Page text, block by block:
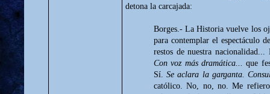
detona la carcajada:
Borges.- La Historia vuelve los
para contemplar el espectáculo
restos de nuestra
Con voz más dramática...
que
Sí.Se aclara la garganta.
católico. No, no, no. Me